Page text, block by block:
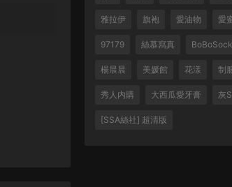
雅拉伊 旗袍 愛油物 愛
97179 絲慕寫真
楊晨晨 美媛館 花漾 制
秀人内購 大西瓜愛牙膏 灰S
[SSA絲社] 超清版